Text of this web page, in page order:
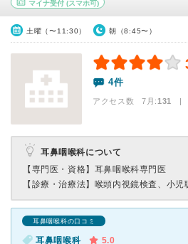
マイナ受付 (スマホ可)
土曜（〜11:30） 朝（8:45〜）
4件
アクセス数 7月:131 |
耳鼻咽喉科について
【専門医・資格】 耳鼻咽喉科専門医
【診療・治療法】 喉頭内視鏡検査、小児
耳鼻咽喉科の口コミ
耳鼻咽喉科 5.0